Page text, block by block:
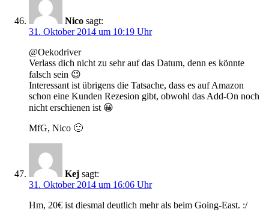
Nico sagt:
31. Oktober 2014 um 10:19 Uhr
@Oekodriver
Verlass dich nicht zu sehr auf das Datum, denn es könnte
falsch sein 😉
Interessant ist übrigens die Tatsache, dass es auf Amazon
schon eine Kunden Rezesion gibt, obwohl das Add-On noch
nicht erschienen ist 😀
MfG, Nico 🙂
Kej sagt:
31. Oktober 2014 um 16:06 Uhr
Hm, 20€ ist diesmal deutlich mehr als beim Going-East. :/